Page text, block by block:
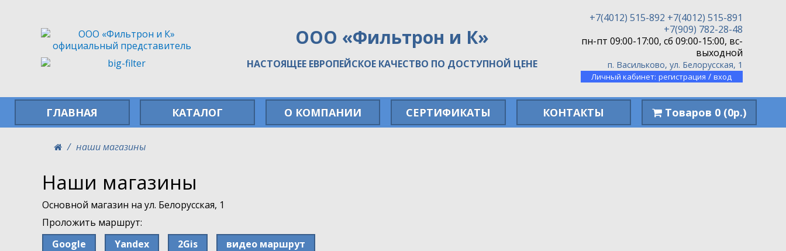
официальный представитель ООО «Фильтрон и К»
НАСТОЯЩЕЕ ЕВРОПЕЙСКОЕ КАЧЕСТВО ПО ДОСТУПНОЙ ЦЕНЕ
+7(4012) 515-892 +7(4012) 515-891
+7(909) 782-28-48
пн-пт 09:00-17:00, сб 09:00-15:00, вс-
выходной
п. Васильково, ул. Белорусская, 1
Личный кабинет: регистрация /вход
ГЛАВНАЯ КАТАЛОГ О КОМПАНИИ СЕРТИФИКАТЫ КОНТАКТЫ Товаров 0 (0р.)
наши магазины
Наши магазины
Основной магазин на ул. Белорусская, 1
Проложить маршрут:
Google
Yandex 2Gis видео маршрут